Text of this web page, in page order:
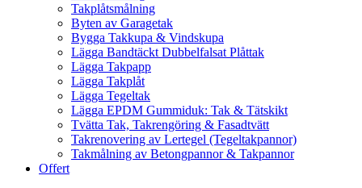
Takplåtsmålning
Byten av Garagetak
Bygga Takkupa & Vindskupa
Lägga Bandtäckt Dubbelfalsat Plåttak
Lägga Takpapp
Lägga Takplåt
Lägga Tegeltak
Lägga EPDM Gummiduk: Tak & Tätskikt
Tvätta Tak, Takrengöring & Fasadtvätt
Takrenovering av Lertegel (Tegeltakpannor)
Takmålning av Betongpannor & Takpannor
Offert